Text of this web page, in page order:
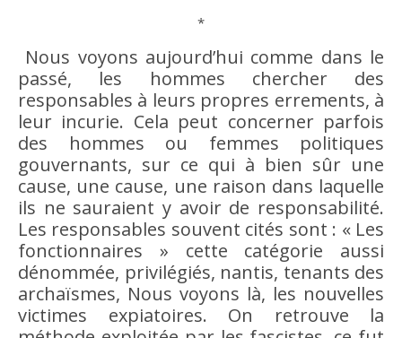
*
Nous voyons aujourd’hui comme dans le
passé, les hommes chercher des
responsables à leurs propres errements, à
leur incurie. Cela peut concerner parfois
des hommes ou femmes politiques
gouvernants, sur ce qui à bien sûr une
cause, une cause, une raison dans laquelle
ils ne sauraient y avoirde responsabilité.
Les responsables souvent cités sont : « Les
fonctionnaires » cette catégorie aussi
dénommée, privilégiés, nantis, tenants des
archaïsmes, Nous voyons là, les nouvelles
victimes expiatoires. On retrouve la